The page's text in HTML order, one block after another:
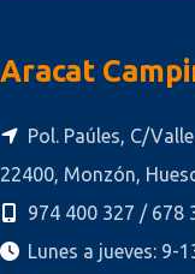
Aracat
Pol. Paúles, C/
22400, Monzón,
974 400 327 / 678
Lunes a jueves: 9-